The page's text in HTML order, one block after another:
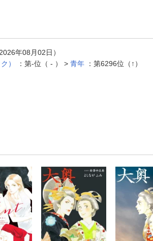
年08月02日）
） ：第-位（ - ） > 青年 ：第6296位（↑）